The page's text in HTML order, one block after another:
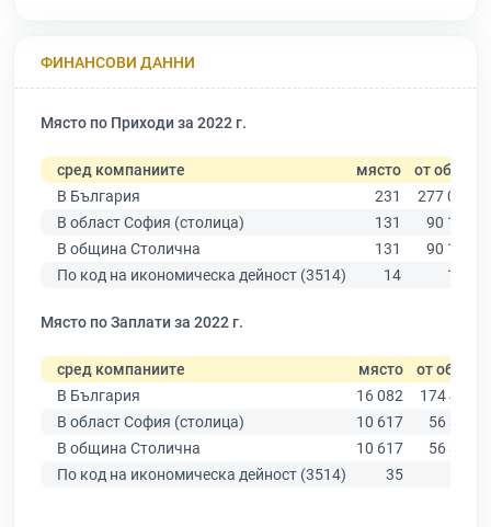
ФИНАНСОВИ ДАННИ
Място по Приходи за 2022 г.
сред компаниите място от общо
В България
231
277 019
В област София (столица)
131
90 178
В община Столична
131
90 178
По код на икономическа дейност (3514)
14 100
Място по Заплати за 2022 г.
сред компаниите място от общо
В България
16 082
174 403
В област София (столица)
10 617
56 378
В община Столична
10 617
56 378
По код на икономическа дейност (3514)
35